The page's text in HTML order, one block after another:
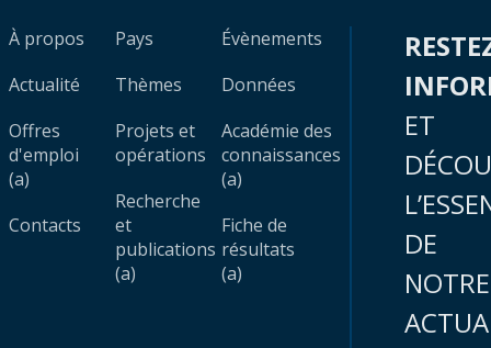
À propos
Actualité
Offres
d'emploi
(a)
Contacts
Pays
Thèmes
Projets et
opérations
Recherche
et
publications
(a)
Évènements
Données
Académie des
connaissances
(a)
Fiche de
résultats
(a)
ET
DE
NOTRE